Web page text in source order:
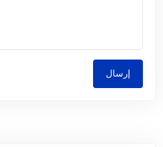
إرسال